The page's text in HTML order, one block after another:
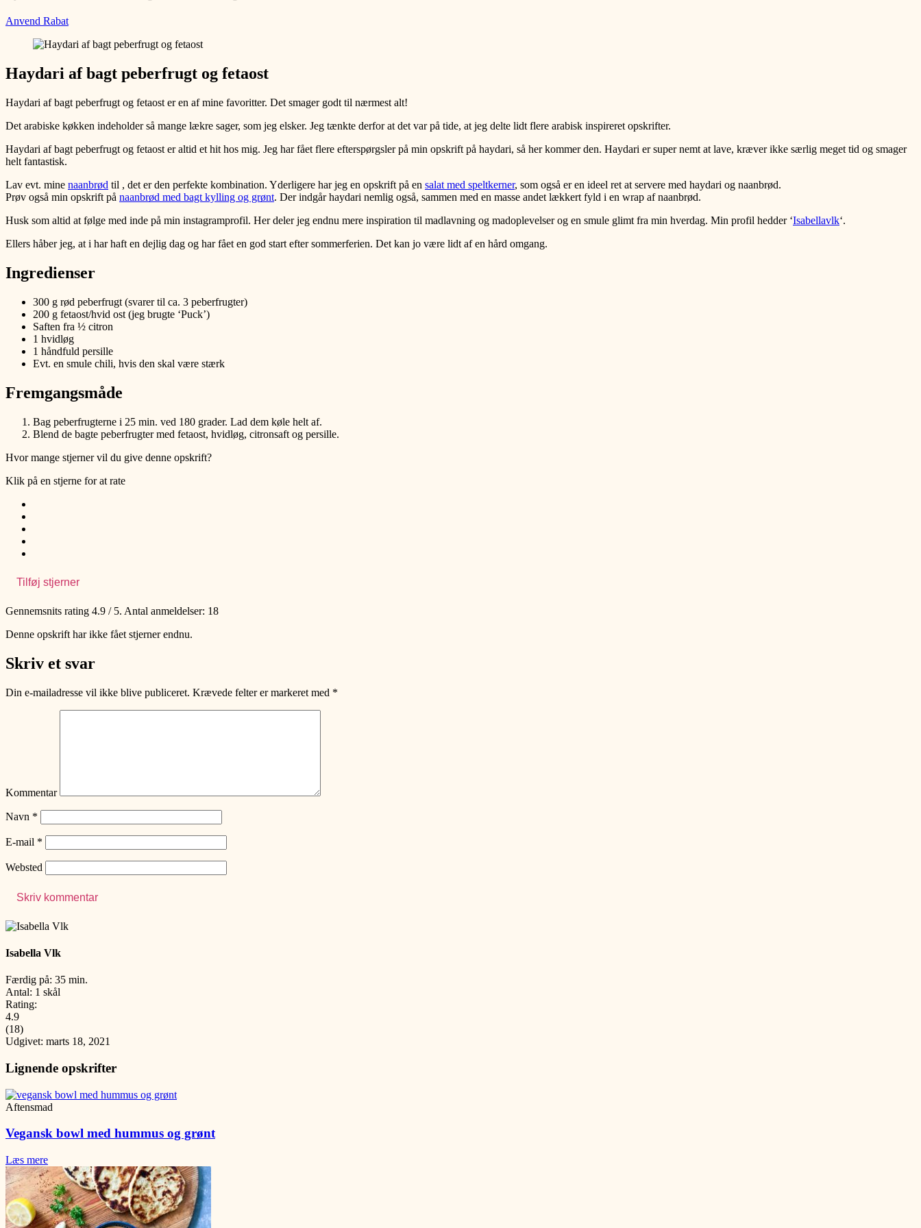
Anvend Rabat
Haydari af bagt peberfrugt og fetaost
Haydari af bagt peberfrugt og fetaost er en af mine favoritter. Det smager godt til nærmest alt!
Det arabiske køkken indeholder så mange lækre sager, som jeg elsker. Jeg tænkte derfor at det var på tide, at jeg delte lidt flere arabisk inspireret opskrifter.
Haydari af bagt peberfrugt og fetaost er altid et hit hos mig. Jeg har fået flere efterspørgsler på min opskrift på haydari, så her kommer den. Haydari er super nemt at lave, kræver ikke særlig meget tid og smager
helt fantastisk.
Lav evt. mine naanbrød til , det er den perfekte kombination. Yderligere har jeg en opskrift på en salat med speltkerner, som også er en ideel ret at servere med haydari og naanbrød.
Prøv også min opskrift på naanbrød med bagt kylling og grønt. Der indgår haydari nemlig også, sammen med en masse andet lækkert fyld i en wrap af naanbrød.
Husk som altid at følge med inde på min instagramprofil. Her deler jeg endnu mere inspiration til madlavning og madoplevelser og en smule glimt fra min hverdag. Min profil hedder ‘Isabellavlk‘.
Ellers håber jeg, at i har haft en dejlig dag og har fået en god start efter sommerferien. Det kan jo være lidt af en hård omgang.
Ingredienser
300 g rød peberfrugt (svarer til ca. 3 peberfrugter)
200 g fetaost/hvid ost (jeg brugte ‘Puck’)
Saften fra ½ citron
1 hvidløg
1 håndfuld persille
Evt. en smule chili, hvis den skal være stærk
Fremgangsmåde
Bag peberfrugterne i 25 min. ved 180 grader. Lad dem køle helt af.
Blend de bagte peberfrugter med fetaost, hvidløg, citronsaft og persille.
Hvor mange stjerner vil du give denne opskrift?
Klik på en stjerne for at rate
Tilføj stjerner
Gennemsnits rating 4.9 / 5. Antal anmeldelser: 18
Denne opskrift har ikke fået stjerner endnu.
Skriv et svar
Din e-mailadresse vil ikke blive publiceret. Krævede felter er markeret med *
Kommentar
Navn *
E-mail *
Websted
Isabella Vlk
Færdig på: 35 min.
Antal: 1 skål
Rating:
4.9
(18)
Udgivet: marts 18, 2021
Lignende opskrifter
Aftensmad
Vegansk bowl med hummus og grønt
Læs mere